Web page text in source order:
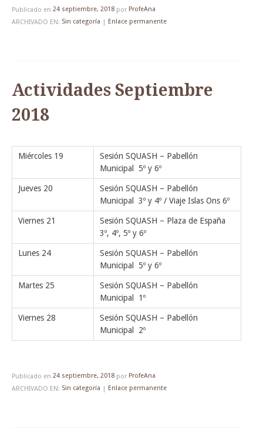
Publicado en 24 septiembre, 2018 por ProfeAna
ARCHIVADO EN: Sin categoría | Enlace permanente
Actividades Septiembre
2018
Miércoles 19
Sesión SQUASH – Pabellón
Municipal 5º y 6º
Jueves 20
Sesión SQUASH – Pabellón
Municipal 3º y 4º / Viaje Islas Ons 6º
Viernes 21
Sesión SQUASH – Plaza de España
3º, 4º, 5º y 6º
Lunes 24
Sesión SQUASH – Pabellón
Municipal 5º y 6º
Martes 25
Sesión SQUASH – Pabellón
Municipal 1º
Viernes 28
Sesión SQUASH – Pabellón
Municipal 2º
Publicado en 24 septiembre, 2018 por ProfeAna
ARCHIVADO EN: Sin categoría | Enlace permanente